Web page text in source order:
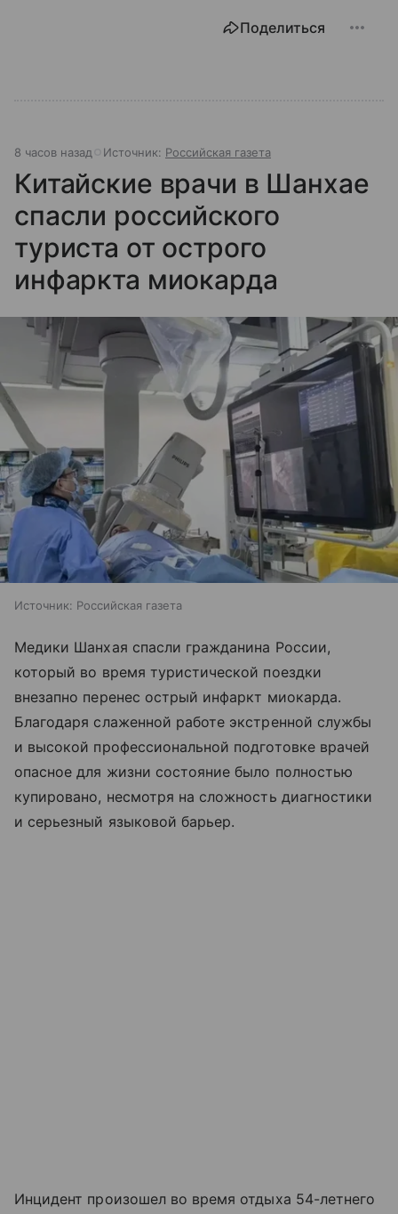
Поделиться
8 часов назад Источник: Российская газета
Китайские врачи в Шанхае
спасли российского
туриста от острого
инфаркта миокарда
Источник: Российская газета
Медики Шанхая спасли гражданина России,
который во время туристической поездки
внезапно перенес острый инфаркт миокарда.
Благодаря слаженной работе экстренной службы
и высокой профессиональной подготовке врачей
опасное для жизни состояние было полностью
купировано, несмотря на сложность диагностики
и серьезный языковой барьер.
Инцидент произошел во время отдыха 54-летнего